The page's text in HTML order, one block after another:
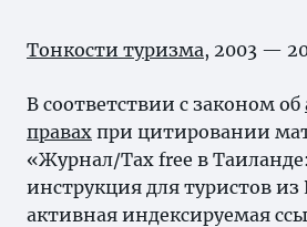
Тонкости туризма, 2003 —
В соответствии с законом об
правах при цитировании
«Журнал/Tax free в
инструкция для туристов из
активная индексируемая